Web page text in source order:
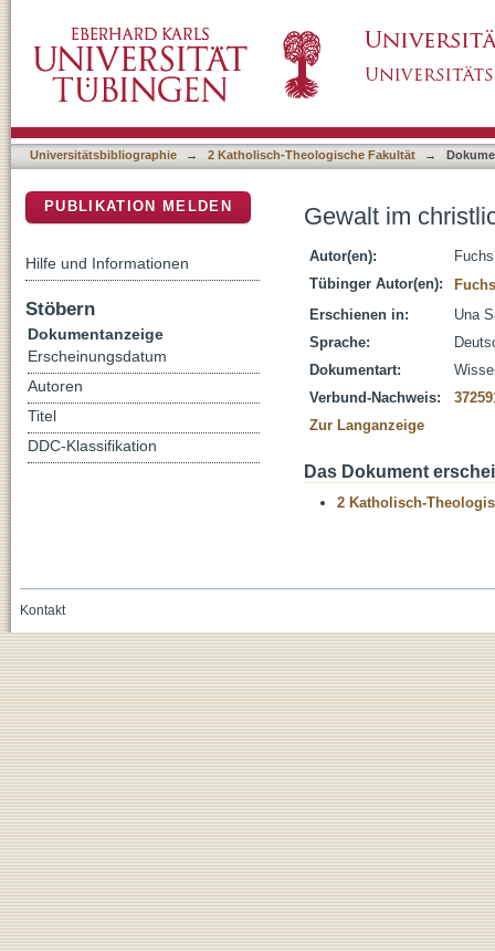
Universitätsbibliographie → 2 Katholisch-Theologische Fakultät →
Gewalt im
Autor(en):
Tübinger Autor(en):
Erschienen in:
Una
Sprache:
Dokumentart:
Verbund-Nachweis:
Zur Langanzeige
Das Dokument
2 Katholisch-
PUBLIKATION MELDEN
Hilfe und Informationen
Stöbern
Dokumentanzeige
Erscheinungsdatum
Autoren
Titel
DDC-Klassifikation
Kontakt